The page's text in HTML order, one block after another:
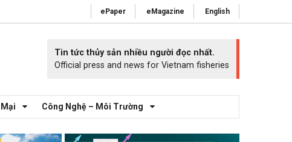
ePaper eMagazine English
Tin tức thủy sản nhiều người đọc nhất.
Official press and news for Vietnam fisheries
Công Nghệ – Môi Trường